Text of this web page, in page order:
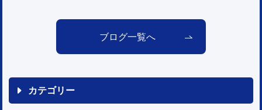
ブログ一覧へ
カテゴリー